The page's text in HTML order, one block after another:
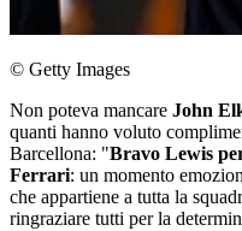
© Getty Images
Non poteva mancare John
quanti hanno voluto
Barcellona: "Bravo Lewis
Ferrari: un momento
che appartiene a tutta la
ringraziare tutti per la